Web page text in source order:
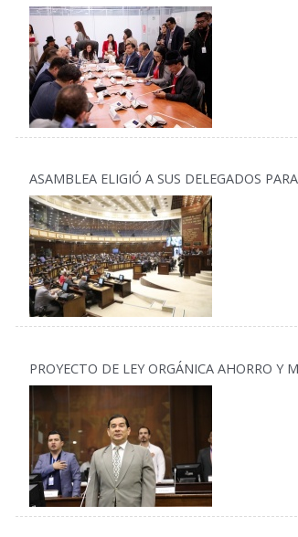
ASAMBLEA ELIGIÓ A SUS DELEGADOS
PROYECTO DE LEY ORGÁNICA AHORRO Y